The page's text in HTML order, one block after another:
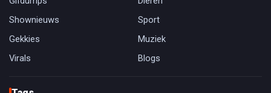
Shownieuws
Sport
Gekkies
Muziek
Virals
Blogs